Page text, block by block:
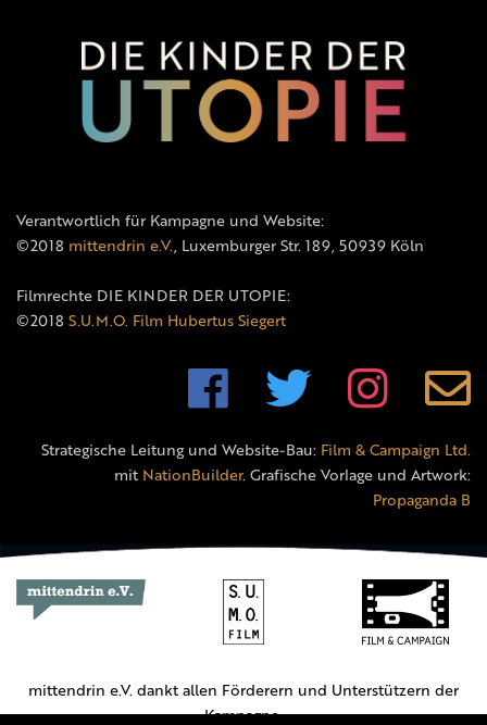
Verantwortlich für Kampagne und Website:
©2018 mittendrin e.V., Luxemburger Str. 189, 50939 Köln
Filmrechte DIE KINDER DER UTOPIE:
©2018 S.U.M.O. Film Hubertus Siegert
Strategische Leitung und Website-Bau: Film & Campaign Ltd.
mit NationBuilder. Grafische Vorlage und Artwork:
Propaganda B
mittendrin e.V. dankt allen Förderern und Unterstützern der
Kampagne.